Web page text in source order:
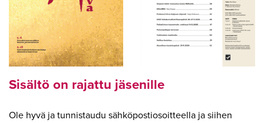
Sisältö on rajattu jäsenille
Ole hyvä ja tunnistaudu sähköpostiosoitteella ja siihen